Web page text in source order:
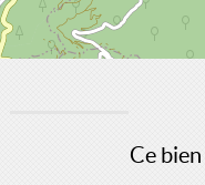
Ce bien